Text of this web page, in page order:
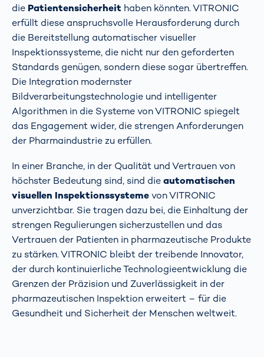
die Patientensicherheit haben könnten. VITRONIC
erfüllt diese anspruchsvolle Herausforderung durch
die Bereitstellung automatischer visueller
Inspektionssysteme, die nicht nur den geforderten
Standards genügen, sondern diese sogar übertreffen.
Die Integration modernster
Bildverarbeitungstechnologie und intelligenter
Algorithmen in die Systeme von VITRONIC spiegelt
das Engagement wider, die strengen Anforderungen
der Pharmaindustrie zu erfüllen.
In einer Branche, in der Qualität und Vertrauen von
höchster Bedeutung sind, sind dieautomatischen
visuellen Inspektionssystemevon VITRONIC
unverzichtbar. Sie tragen dazu bei, die Einhaltung der
strengen Regulierungen sicherzustellen und das
Vertrauen der Patienten in pharmazeutische Produkte
zu stärken. VITRONIC bleibt der treibende Innovator,
der durch kontinuierliche Technologieentwicklung die
Grenzen der Präzision und Zuverlässigkeit in der
pharmazeutischen Inspektion erweitert – für die
Gesundheit und Sicherheit der Menschen weltweit.